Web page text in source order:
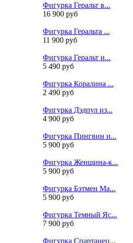
Фигурка Геральт в...
16 900 руб
Фигурка Геральта ...
11 900 руб
Фигурка Геральт и...
5 490 руб
Фигурка Коралина ...
2 490 руб
Фигурка Дэдпул из...
4 900 руб
Фигурка Пингвин и...
5 900 руб
Фигурка Женщина-к...
5 900 руб
Фигурка Бэтмен Ма...
5 900 руб
Фигурка Темный Яс...
7 900 руб
Фигурка Спартанец...